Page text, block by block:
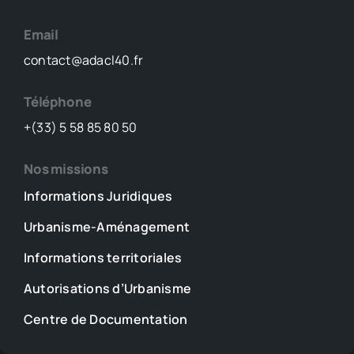
Email
contact@adacl40.fr
Téléphone
+(33) 5 58 85 80 50
Nos missions
Informations Juridiques
Urbanisme-Aménagement
Informations territoriales
Autorisations d’Urbanisme
Centre de Documentation